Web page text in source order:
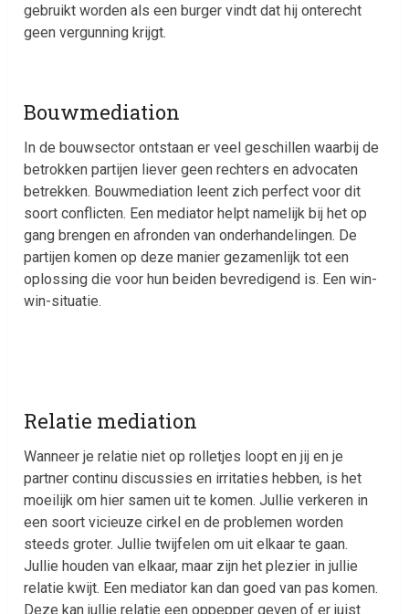
gebruikt worden als een burger vindt dat hij onterecht
geen vergunning krijgt.
Bouwmediation
In de bouwsector ontstaan er veel geschillen waarbij de
betrokken partijen liever geen rechters en advocaten
betrekken. Bouwmediation leent zich perfect voor dit
soort conflicten. Een mediator helpt namelijk bij het op
gang brengen en afronden van onderhandelingen. De
partijen komen op deze manier gezamenlijk tot een
oplossing die voor hun beiden bevredigend is. Een win-
win-situatie.
Relatie mediation
Wanneer je relatie niet op rolletjes loopt en jij en je
partner continu discussies en irritaties hebben, is het
moeilijk om hier samen uit te komen. Jullie verkeren in
een soort vicieuze cirkel en de problemen worden
steeds groter. Jullie twijfelen om uit elkaar te gaan.
Jullie houden van elkaar, maar zijn het plezier in jullie
relatie kwijt. Een mediator kan dan goed van pas komen.
Deze kan jullie relatie een oppepper geven of er juist